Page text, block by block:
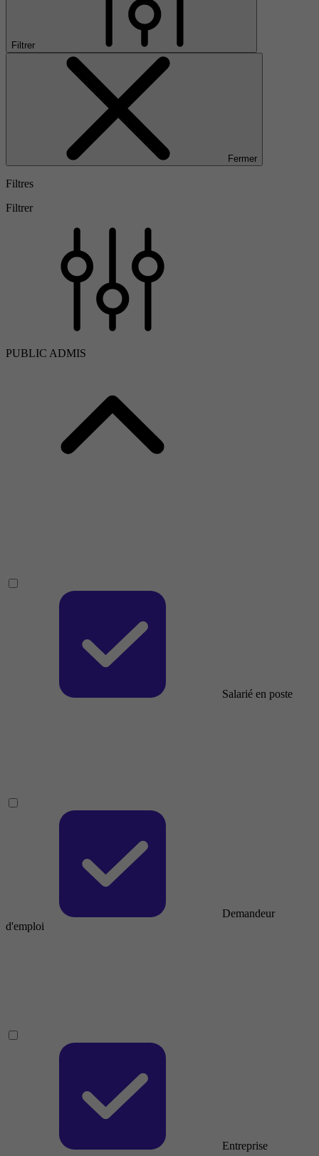
Filtrer
Fermer
Filtres
Filtrer
PUBLIC ADMIS
Salarié en poste
Demandeur
d'emploi
Entreprise